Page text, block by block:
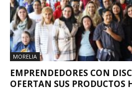
MORELIA
EMPRENDEDORES CON
OFERTAN SUS PRODUCTOS